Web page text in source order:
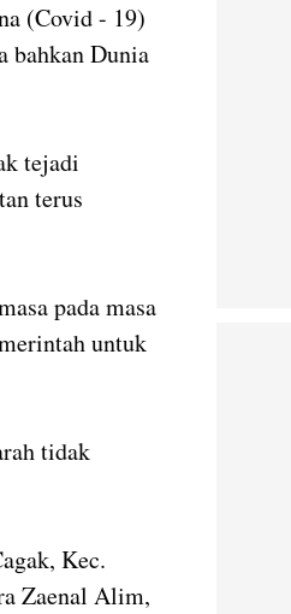
(Covid - 19)
bahkan Dunia
tejadi
terus
pada masa
untuk
tidak
Kec.
Zaenal Alim,